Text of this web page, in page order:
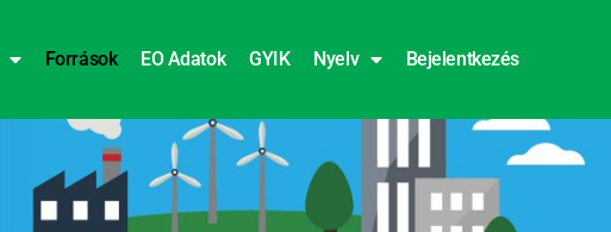
Források EO Adatok GYIK Nyelv Bejelentkezés